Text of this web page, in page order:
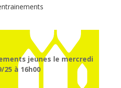
jeunes le mercredi
25 à 16h00